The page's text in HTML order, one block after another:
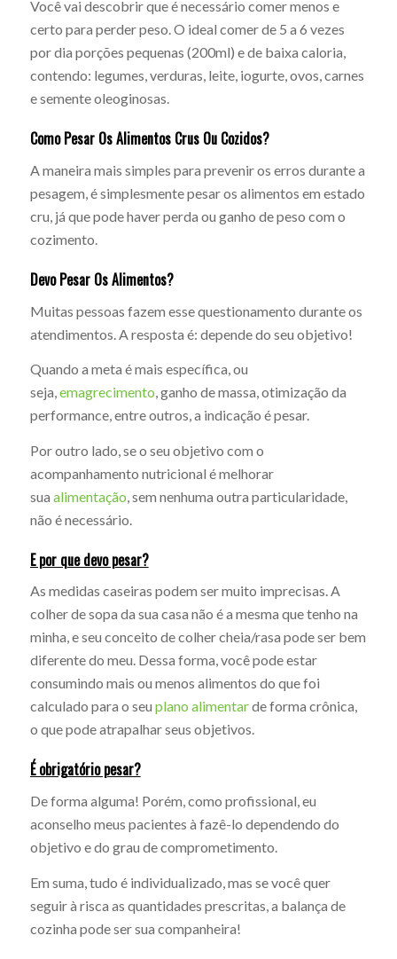
Você vai descobrir que é necessário comer menos e
certo para perder peso. O ideal comer de 5 a 6 vezes
por dia porções pequenas (200ml) e de baixa caloria,
contendo: legumes, verduras, leite, iogurte, ovos, carnes
e semente oleoginosas.
Como Pesar Os Alimentos Crus Ou Cozidos?
A maneira mais simples para prevenir os erros durante a
pesagem, é simplesmente pesar os alimentos em estado
cru, já que pode haver perda ou ganho de peso com o
cozimento.
Devo Pesar Os Alimentos?
Muitas pessoas fazem esse questionamento durante os
atendimentos. A resposta é: depende do seu objetivo!
Quando a meta é mais específica, ou
seja,emagrecimento, ganho de massa, otimização da
performance, entre outros, a indicação é pesar.
Por outro lado, se o seu objetivo com o
acompanhamento nutricional é melhorar
sua alimentação , sem nenhuma outra particularidade,
não é necessário.
E por que devo pesar?
As medidas caseiras podem ser muito imprecisas. A
colher de sopa da sua casa não é a mesma que tenho na
minha, e seu conceito de colher cheia/rasa pode ser bem
diferente do meu. Dessa forma, você pode estar
consumindo mais ou menos alimentos do que foi
calculado para o seu plano alimentarde forma crônica,
o que pode atrapalhar seus objetivos.
É obrigatório pesar?
De forma alguma! Porém, como profissional, eu
aconselho meus pacientes à fazê-lo dependendo do
objetivo e do grau de comprometimento.
Em suma, tudo é individualizado, mas se você quer
seguir à risca as quantidades prescritas, a balança de
cozinha pode ser sua companheira!